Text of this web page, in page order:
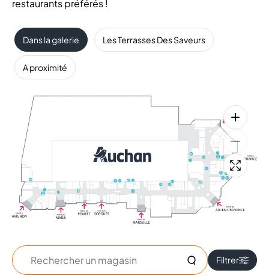
restaurants préférés !
Dans la galerie Les Terrasses Des Saveurs
A proximité
Rechercher
un
Filtrer